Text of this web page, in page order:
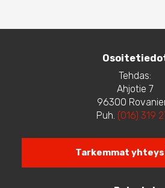
Tehdas:
Ahjotie 7
96300
Puh. (016) 319
Tarkemmat